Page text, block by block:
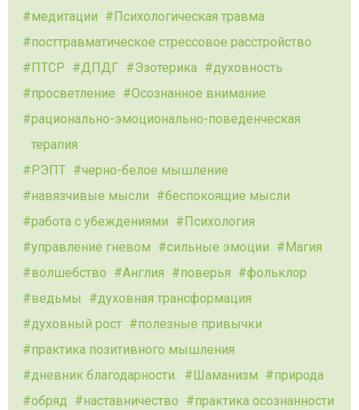
медитации
Психологическая травма
посттравматическое стрессовое расстройство
ПТСР
ДПДГ Эзотерика
духовность
просветление
Осознанное внимание
рационально-эмоционально-поведенческая
терапия
РЭПТ
черно-белое мышление
навязчивые мысли
беспокоящие мысли
работа с убеждениями
Психология
управление гневом
сильные эмоции
Магия
волшебство
Англия поверья
фольклор
ведьмы
духовная трансформация
духовный рост
полезные привычки
практика позитивного мышления
дневник благодарности.
Шаманизм
природа
обряд
наставничество
практика осознанности